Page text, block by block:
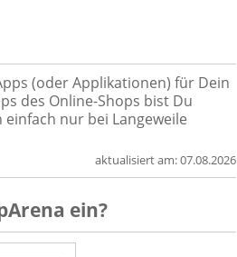
(oder Applikationen) für Dein
des Online-Shops bist Du
nur bei Langeweile
aktualisiert am:07.08.2026
ein?